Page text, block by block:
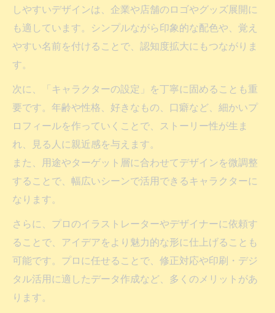
しやすいデザインは、企業や店舗のロゴやグッズ展開に
も適しています。シンプルながら印象的な配色や、覚え
やすい名前を付けることで、認知度拡大にもつながりま
す。
次に、「キャラクターの設定」を丁寧に固めることも重
要です。年齢や性格、好きなもの、口癖など、細かいプ
ロフィールを作っていくことで、ストーリー性が生ま
れ、見る人に親近感を与えます。
また、用途やターゲット層に合わせてデザインを微調整
することで、幅広いシーンで活用できるキャラクターに
なります。
さらに、プロのイラストレーターやデザイナーに依頼す
ることで、アイデアをより魅力的な形に仕上げることも
可能です。プロに任せることで、修正対応や印刷・デジ
タル活用に適したデータ作成など、多くのメリットがあ
ります。